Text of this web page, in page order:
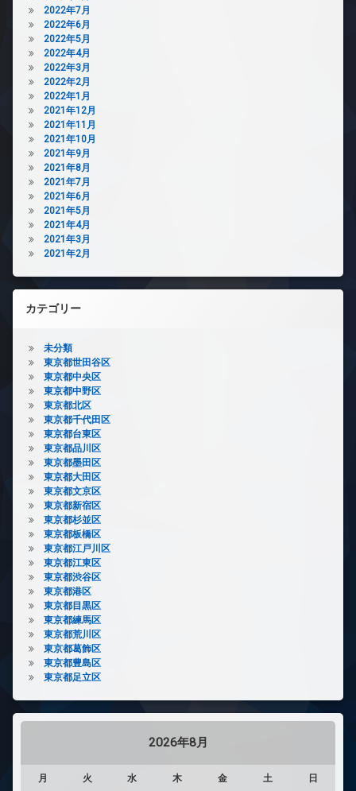
2022年7月
2022年6月
2022年5月
2022年4月
2022年3月
2022年2月
2022年1月
2021年12月
2021年11月
2021年10月
2021年9月
2021年8月
2021年7月
2021年6月
2021年5月
2021年4月
2021年3月
2021年2月
カテゴリー
未分類
東京都世田谷区
東京都中央区
東京都中野区
東京都北区
東京都千代田区
東京都台東区
東京都品川区
東京都墨田区
東京都大田区
東京都文京区
東京都新宿区
東京都杉並区
東京都板橋区
東京都江戸川区
東京都江東区
東京都渋谷区
東京都港区
東京都目黒区
東京都練馬区
東京都荒川区
東京都葛飾区
東京都豊島区
東京都足立区
2026年8月
月 火 水 木 金 土 日